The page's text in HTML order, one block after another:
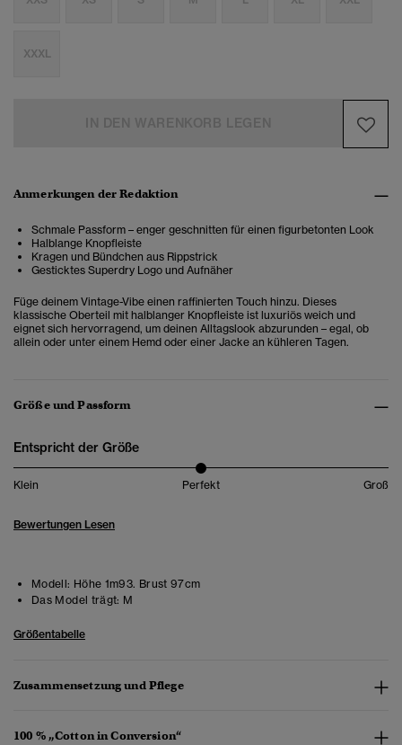
XXXL
Anmerkungen der Redaktion
Schmale Passform – enger geschnitten für einen figurbetonten Look
Halblange Knopfleiste
Kragen und Bündchen aus Rippstrick
Gesticktes Superdry Logo und Aufnäher
Füge deinem Vintage-Vibe einen raffinierten Touch hinzu. Dieses
klassische Oberteil mit halblanger Knopfleiste ist luxuriös weich und
eignet sich hervorragend, um deinen Alltagslook abzurunden – egal, ob
allein oder unter einem Hemd oder einer Jacke an kühleren Tagen.
Größe und Passform
Entspricht der Größe
Klein Perfekt Groß
Bewertungen Lesen
Modell: Höhe 1m93. Brust 97cm
Das Model trägt: M
Größentabelle
Zusammensetzung und Pflege
100 % „Cotton in Conversion“